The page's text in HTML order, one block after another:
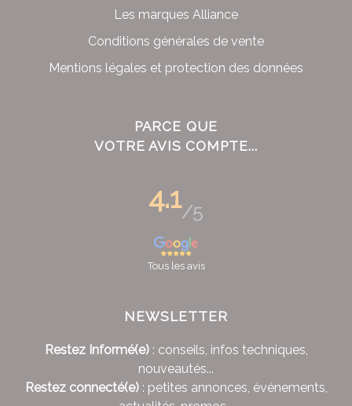
Les marques Alliance
Conditions générales de vente
Mentions légales et protection des données
PARCE QUE
VOTRE AVIS COMPTE...
4.1/5
Tous les avis
NEWSLETTER
Restez Informé(e): conseils, infos techniques,
nouveautés...
Restez connecté(e): petites annonces, événements,